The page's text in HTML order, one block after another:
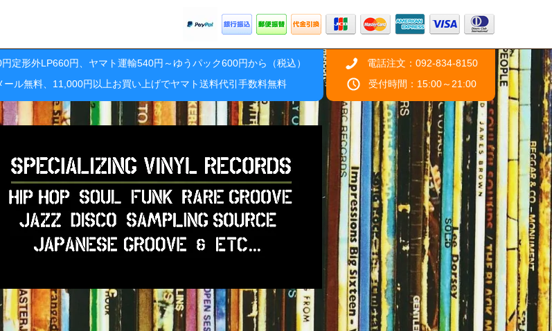
定形外LP660円、ヤマト運輸540円～ゆうパック600円から（税込）
ル無料、11,000円以上お買い上げでヤマト送料代引手数料無料
電話注文：092-834-8150
受付時間：15:00～21:00